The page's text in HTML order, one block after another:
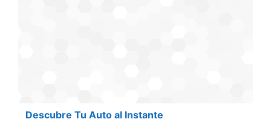
Descubre Tu Auto al Instante